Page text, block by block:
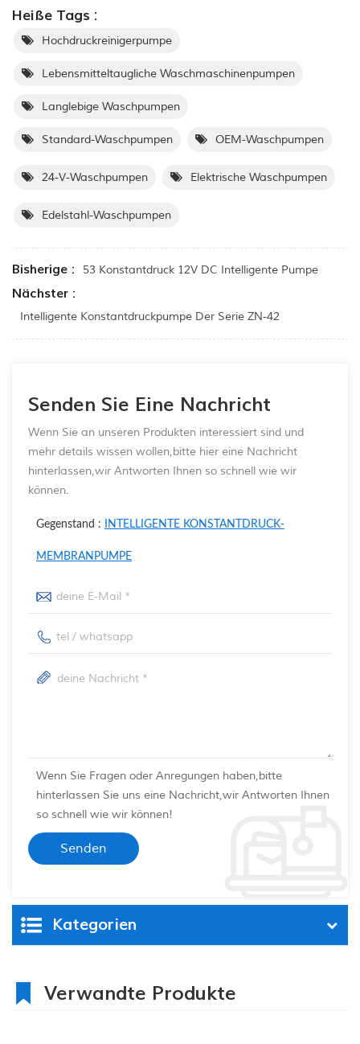
Heiße Tags :
Hochdruckreinigerpumpe
Lebensmitteltaugliche Waschmaschinenpumpen
Langlebige Waschpumpen
Standard-Waschpumpen OEM-Waschpumpen
24-V-Waschpumpen Elektrische Waschpumpen
Edelstahl-Waschpumpen
Bisherige : 53 Konstantdruck 12V DC Intelligente Pumpe
Nächster :
Intelligente Konstantdruckpumpe Der Serie ZN-42
Senden Sie Eine Nachricht
Wenn Sie an unseren Produkten interessiert sind und
mehr details wissen wollen,bitte hier eine Nachricht
hinterlassen,wir Antworten Ihnen so schnell wie wir
können.
Gegenstand : INTELLIGENTE KONSTANTDRUCK-
MEMBRANPUMPE
Wenn Sie Fragen oder Anregungen haben,bitte
hinterlassen Sie uns eine Nachricht,wir Antworten Ihnen
so schnell wie wir können!
Kategorien
Verwandte Produkte